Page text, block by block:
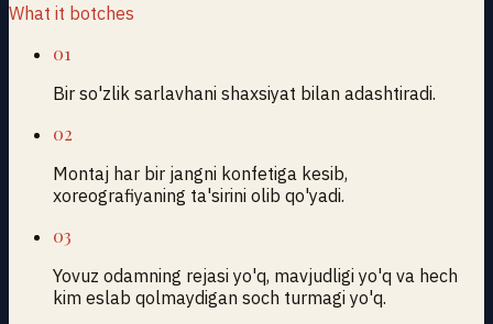
What it botches
01
Bir so'zlik sarlavhani shaxsiyat bilan adashtiradi.
02
Montaj har bir jangni konfetiga kesib,
xoreografiyaning ta'sirini olib qo'yadi.
03
Yovuz odamning rejasi yo'q, mavjudligi yo'q va hech
kim eslab qolmaydigan soch turmagi yo'q.